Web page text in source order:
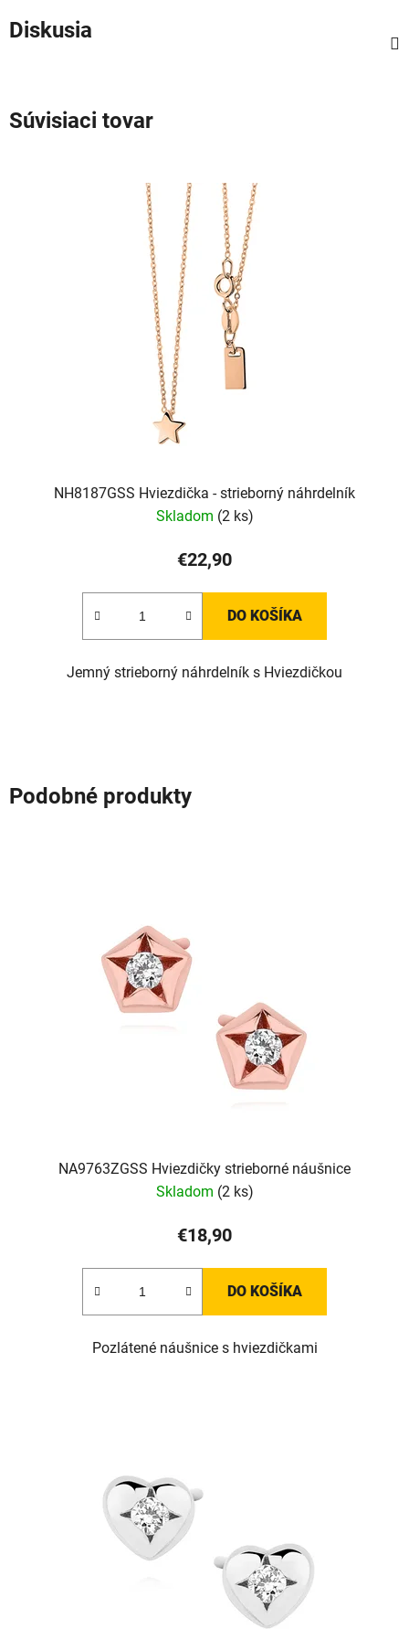
Diskusia
Súvisiaci tovar
NH8187GSS Hviezdička - strieborný náhrdelník
Skladom (2 ks)
€22,90
DO KOŠÍKA
Jemný strieborný náhrdelník s Hviezdičkou
Podobné produkty
NA9763ZGSS Hviezdičky strieborné náušnice
Skladom (2 ks)
€18,90
DO KOŠÍKA
Pozlátené náušnice s hviezdičkami